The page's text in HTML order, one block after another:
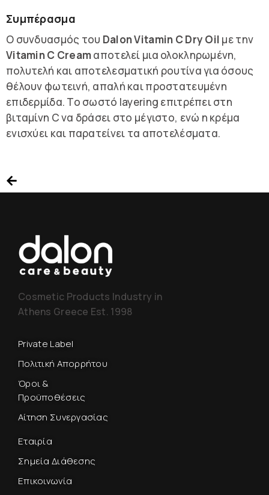
Συμπέρασμα
Ο συνδυασμός του Dalon Vitamin C Dry Oil με την
Vitamin C Creamαποτελεί μια ολοκληρωμένη,
πολυτελή και αποτελεσματική ρουτίνα για όσους
θέλουν φωτεινή, απαλή και προστατευμένη
επιδερμίδα. Το σωστό layering επιτρέπει στη
βιταμίνη C να δράσει στο μέγιστο, ενώ η κρέμα
ενισχύει και παρατείνει τα αποτελέσματα.
Cosmetic Products Industry in
Athens Greece Est. 1998
Private Label
Πολιτική Απορρήτου
Όροι &
Προϋποθέσεις
Αίτηση Συνεργασίας
Εταιρία
Σημεία Διάθεσης
Επικοινωνία